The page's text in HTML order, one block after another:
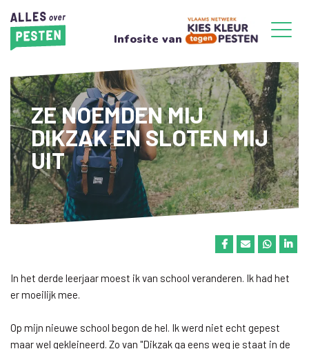
Infosite van
ZE NOEMDEN MIJ
DIKZAK EN SLOTEN MIJ
UIT
In het derde leerjaar moest ik van school veranderen. Ik had het
er moeilijk mee.
Op mijn nieuwe school begon de hel. Ik werd niet echt gepest
maar wel gekleineerd. Zo van "Dikzak ga eens weg je staat in de